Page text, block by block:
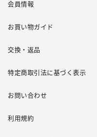
会員情報
お買い物ガイド
交換・返品
特定商取引法に基づく表示
お問い合わせ
利用規約